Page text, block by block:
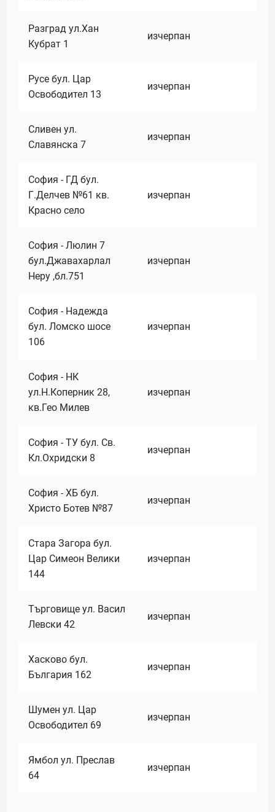
Разград ул.Хан
Кубрат 1
изчерпан
Русе бул. Цар
Освободител 13
изчерпан
Сливен ул.
Славянска 7
изчерпан
София - ГД бул.
Г.Делчев №61 кв.
Красно село
изчерпан
София - Люлин 7
бул.Джавахарлал
Неру ,бл.751
изчерпан
София - Надежда
бул. Ломско шосе
106
изчерпан
София - НК
ул.Н.Коперник 28,
кв.Гео Милев
изчерпан
София - ТУ бул. Св.
Кл.Охридски 8
изчерпан
София - ХБ бул.
Христо Ботев №87
изчерпан
Стара Загора бул.
Цар Симеон Велики
144
изчерпан
Търговище ул. Васил
Левски 42
изчерпан
Хасково бул.
България 162
изчерпан
Шумен ул. Цар
Освободител 69
изчерпан
Ямбол ул. Преслав
64
изчерпан